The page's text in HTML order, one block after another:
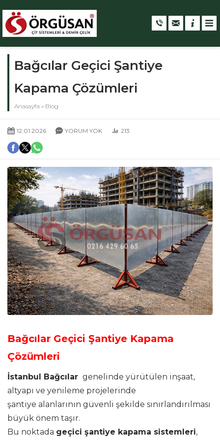
Bağcılar Geçici Şantiye
Kapama Çözümleri
Anasayfa » Blog
12.01.2026 YORUM YOK 213
Bağcılar Geçici Şantiye Kapama
Çözümleri
İstanbul Bağcılar genelinde yürütülen inşaat,
altyapı ve yenileme projelerinde
şantiye alanlarının güvenli şekilde sınırlandırılması
büyük önem taşır.
Bu noktada geçici şantiye kapama sistemleri,